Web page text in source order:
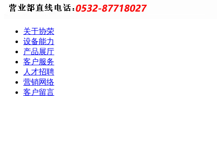
关于协荣
设备能力
产品展厅
客户服务
人才招聘
营销网络
客户留言